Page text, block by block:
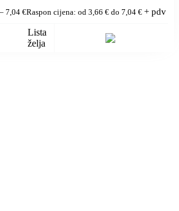
– 7,04 €Raspon cijena: od 3,66 € do 7,04 € + pdv
Lista
želja